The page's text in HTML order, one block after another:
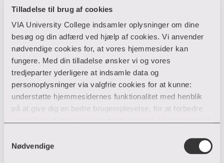
Tilladelse til brug af cookies
VIA University College indsamler oplysninger om dine
besøg og din adfærd ved hjælp af cookies. Vi anvender
nødvendige cookies for, at vores hjemmesider kan
fungere. Med din tilladelse ønsker vi og vores
tredjeparter yderligere at indsamle data og
personoplysninger via valgfrie cookies for at kunne:
understøtte hjemmesidernes funktionalitet med henblik
på at give dig en bedre brugeroplevelse, for at forbedre
hjemmesider og sociale netværk.
Nødvendige
Sidst, men ikke mindst, får du redskaber til at kigge på
kursisttekster med et funktionelt og ressourceorienteret
sprogsyn.
Mere information
Det faglige indhold
​P​​å kurset, der strækker sig over fem dage, vil vi
​På kurset vil undervisningsformen være en
Målgruppe